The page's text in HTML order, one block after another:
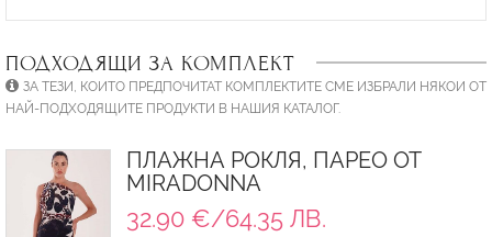
ПОДХОДЯЩИ ЗА КОМПЛЕКТ
ЗА ТЕЗИ, КОИТО ПРЕДПОЧИТАТ КОМПЛЕКТИТЕ СМЕ ИЗБРАЛИ НЯКОИ ОТ
НАЙ-ПОДХОДЯЩИТЕ ПРОДУКТИ В НАШИЯ КАТАЛОГ.
ПЛАЖНА РОКЛЯ, ПАРЕО ОТ
MIRADONNA
32.90 €/64.35 ЛВ.